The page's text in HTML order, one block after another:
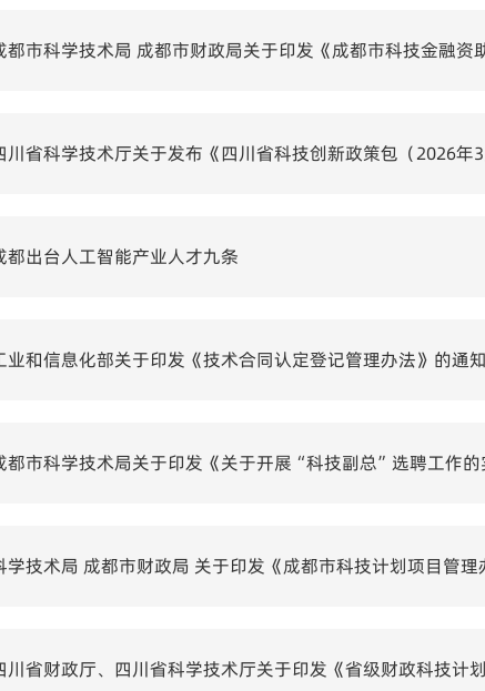
川省科学技术厅关于发布《四川省科技创新政策包（2026年
都出台人工智能产业人才九条
业和信息化部关于印发《技术合同认定登记管理办法》的通知
都市科学技术局关于印发《关于开展“科技副总”选聘工作的
学技术局 成都市财政局 关于印发《成都市科技计划项目管理